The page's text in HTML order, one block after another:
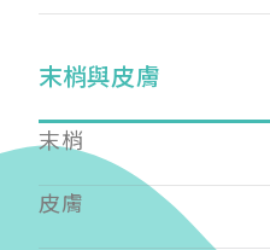
末梢與皮膚
末梢
皮膚
費3000元，於每年度繳納
戶名: 社團法人台灣自律
帳號: 003-03-501566-2
銀行: (013) 國泰世華 南